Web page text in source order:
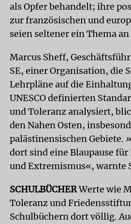
als Opfer behandelt; ihre
zur französischen und
seien seltener ein Thema an
Marcus Sheff,
SE, einer Organisation, die
Lehrpläne auf die
UNESCO definierten
und Toleranz analysiert,
den Nahen Osten,
palästinensischen Gebiete.
dort sind eine Blaupause
und Extremismus«, warnte
SCHULBÜCHERWerte wie
Toleranz und
Schulbüchern dort völlig.